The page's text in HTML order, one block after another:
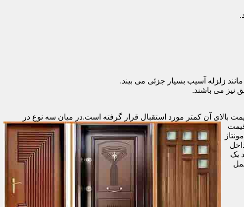
زلزله آسیب بسیار جزئی می بیند.
نیز می باشند.
بالای آن کمتر مورد استقبال قرار گرفته است.در میان سه نوع در
یک